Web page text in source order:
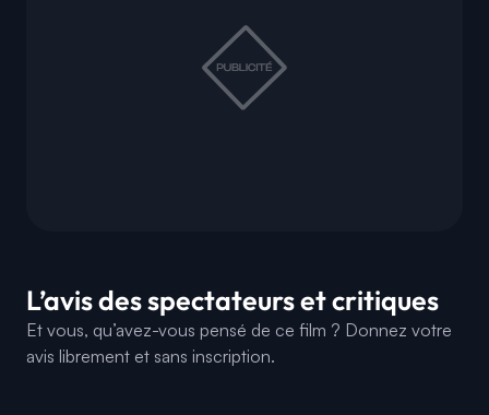
L’avis des spectateurs et critiques
Et vous, qu’avez-vous pensé de ce film ? Donnez votre
avis librement et sans inscription.